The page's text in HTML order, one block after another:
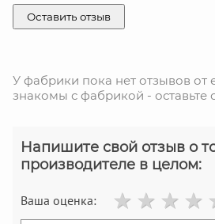
Оставить отзыв
У фабрики пока нет отзывов от
знакомы с фабрикой - оставьте
Напишите свой отзыв о
производителе в целом:
Ваша оценка: